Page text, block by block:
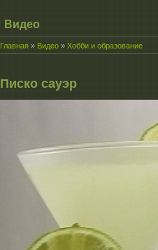
Видео
Главная » Видео » Хобби и образование
Писко сауэр